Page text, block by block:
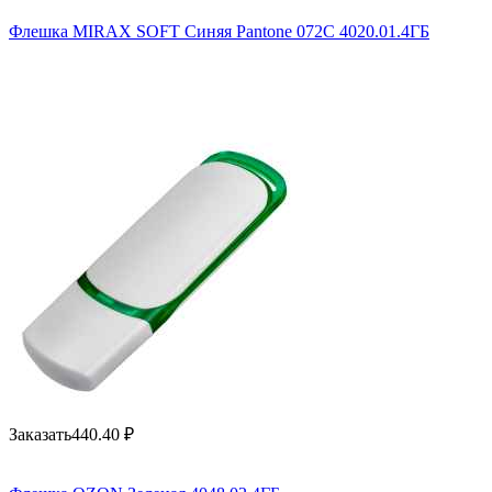
Флешка MIRAX SOFT Синяя Pantone 072C 4020.01.4ГБ
Заказать440.40 ₽